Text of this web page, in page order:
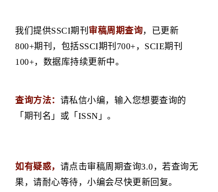
我们提供SSCI期刊 审稿周期查询，已更新
800+期刊，包括SSCI期刊700+，SCIE期刊
100+，数据库持续更新中。
查询方法： 请私信小编，输入您想要查询的
「期刊名」或「ISSN」。
如有疑惑， 请点击审稿周期查询3.0， 若查询无
果，请耐心等待，小编会尽快更新回复。